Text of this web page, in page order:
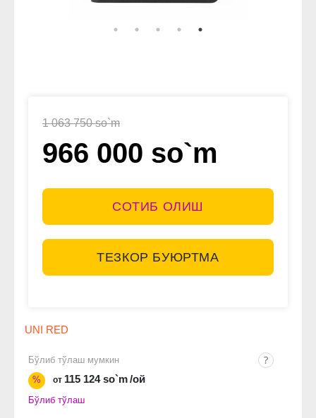
1 063 750 so`m
966 000 so`m
СОТИБ ОЛИШ
ТЕЗКОР БУЮРТМА
UNI RED
Бўлиб тўлаш мумкин
%
от 115 124 so`m/ой
Бўлиб тўлаш